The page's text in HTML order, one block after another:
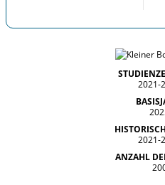
2021-
2021-
ANZAHL